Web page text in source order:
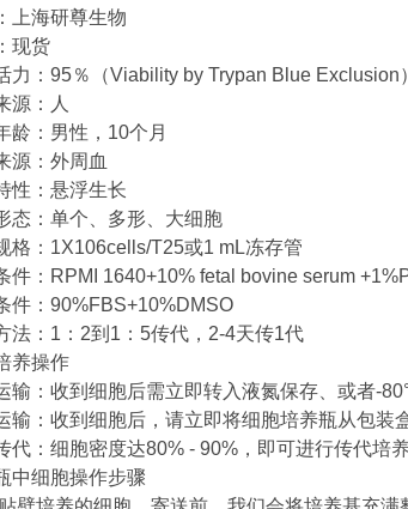
上海研尊生物
现货
力：95％（Viability by Trypan Blue Exclusion
源：人
龄：男性，10个月
源：外周血
性：悬浮生长
态：单个、多形、大细胞
格：1X106cells/T25或1 mL冻存管
件：RPMI 1640+10% fetal bovine serum
件：90%FBS+10%DMSO
法：1：2到1：5传代，2-4天传1代
养操作
输：收到细胞后需立即转入液氮保存、或者-
输：收到细胞后，请立即将细胞培养瓶从包装
代：细胞密度达80% - 90%，即可进行传代培
中细胞操作步骤